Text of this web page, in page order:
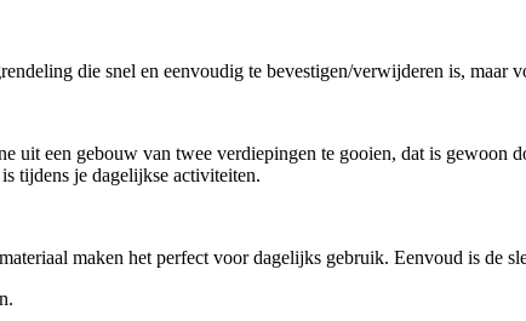
die snel en eenvoudig te bevestigen/verwijderen is,
uit een gebouw van twee verdiepingen te gooien, dat is
tijdens je dagelijkse activiteiten.
maken het perfect voor dagelijks gebruik. Eenvoud is de